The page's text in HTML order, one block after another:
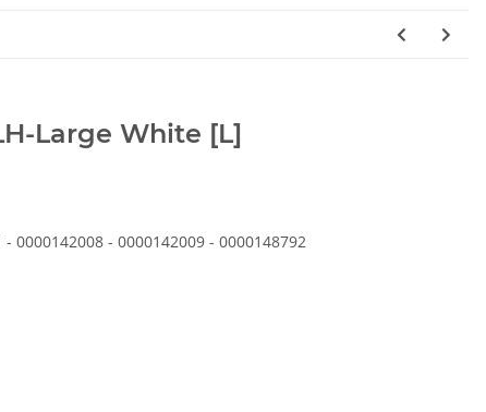
Large White [L]
0000142008 - 0000142009 - 0000148792